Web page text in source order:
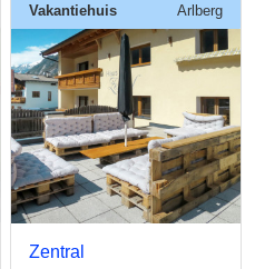
Vakantiehuis Arlberg
Zentral